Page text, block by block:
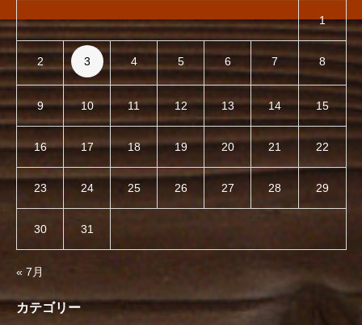
1
2 3 4 5 6 7 8
9 10 11 12 13 14 15
16 17 18 19 20 21 22
23 24 25 26 27 28 29
30 31
« 7月
カテゴリー